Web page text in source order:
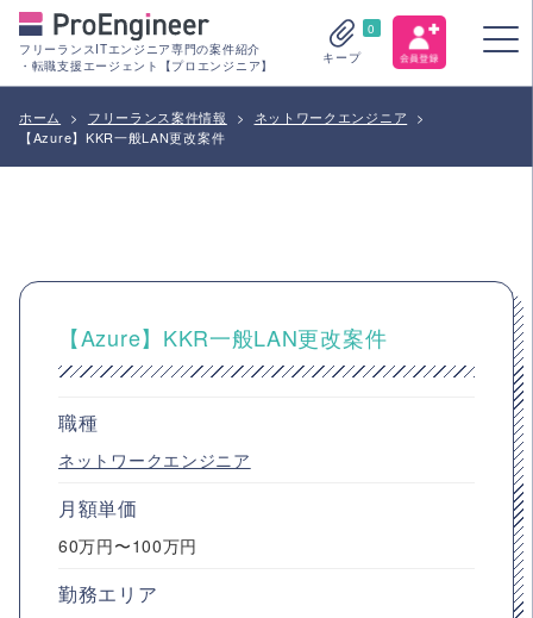
フリーランスITエンジニア専門の案件紹介
・転職支援エージェント【プロエンジニア】
0
キープ
ホーム > フリーランス案件情報 > ネットワークエンジニア
>
【Azure】KKR一般LAN更改案件
【Azure】KKR一般LAN更改案件
職種
ネットワークエンジニア
月額単価
60万円〜100万円
勤務エリア